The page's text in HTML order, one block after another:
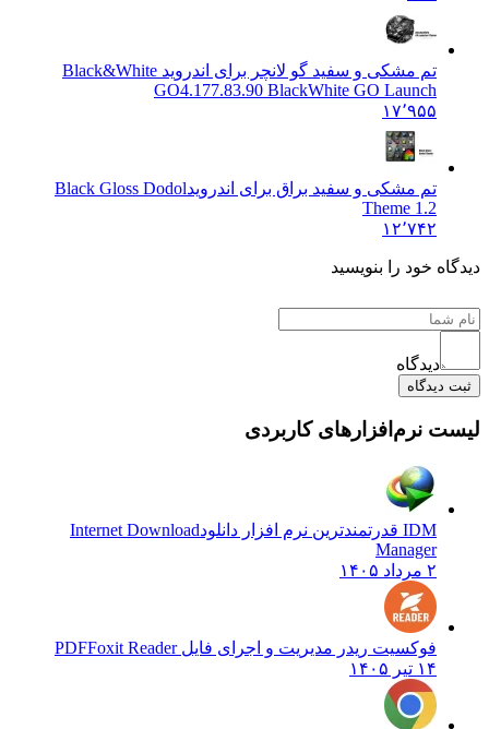
تم مشکی و سفید گو لانچر برای اندروید Black&White
GO4.177.83.90 BlackWhite GO Launch
۱۷٬۹۵۵
تم مشکی و سفید براق برای اندروید Black Gloss Dodol
Theme 1.2
۱۲٬۷۴۲
خود را بنویسید
نرم‌افزارهای کاربردی
Internet Download
Manager
فوکسیت ریدر مدیریت و اجرای فایل PDFFoxit Reader